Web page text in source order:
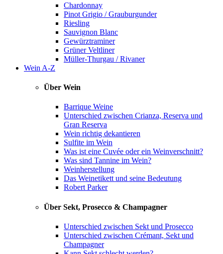
Chardonnay
Pinot Grigio / Grauburgunder
Riesling
Sauvignon Blanc
Gewürztraminer
Grüner Veltliner
Müller-Thurgau / Rivaner
Wein A-Z
Über Wein
Barrique Weine
Unterschied zwischen Crianza, Reserva und
Gran Reserva
Wein richtig dekantieren
Sulfite im Wein
Was ist eine Cuvée oder ein Weinverschnitt?
Was sind Tannine im Wein?
Weinherstellung
Das Weinetikett und seine Bedeutung
Robert Parker
Über Sekt, Prosecco & Champagner
Unterschied zwischen Sekt und Prosecco
Unterschied zwischen Crémant, Sekt und
Champagner